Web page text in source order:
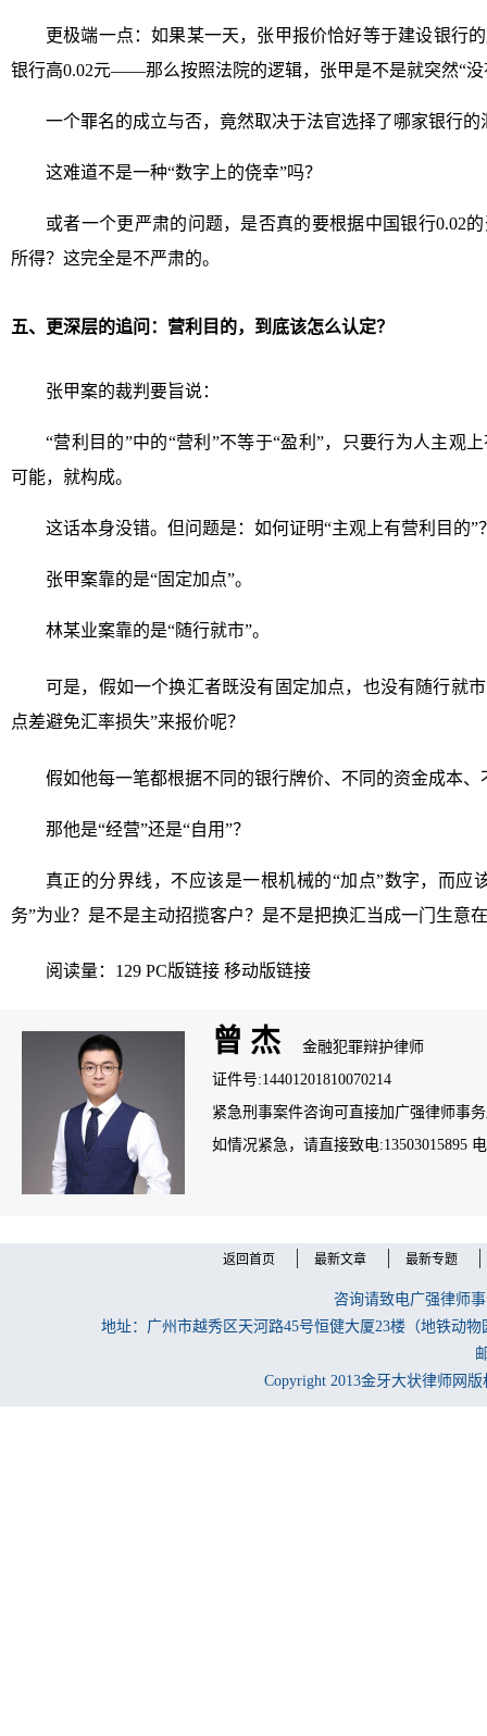
更极端一点：如果某一天，张甲报价恰好等于建设银行
银行高0.02元——那么按照法院的逻辑，张甲是不是就突然“没
一个罪名的成立与否，竟然取决于法官选择了哪家银行的
这难道不是一种“数字上的侥幸”吗？
或者一个更严肃的问题，是否真的要根据中国银行0.02
所得？这完全是不严肃的。
五、更深层的追问：营利目的，到底该怎么认定？
张甲案的裁判要旨说：
“营利目的”中的“营利”不等于“盈利”，只要行为人主观
可能，就构成。
这话本身没错。但问题是：如何证明“主观上有营利目的”
张甲案靠的是“固定加点”。
林某业案靠的是“随行就市”。
可是，假如一个换汇者既没有固定加点，也没有随行就
点差避免汇率损失”来报价呢？
假如他每一笔都根据不同的银行牌价、不同的资金成本
那他是“经营”还是“自用”？
真正的分界线，不应该是一根机械的“加点”数字，而应
务”为业？是不是主动招揽客户？是不是把换汇当成一门生意
阅读量：129 PC版链接 移动版链接
曾 杰
金融犯罪辩护律师
证件号:14401201810070214
紧急刑事案件咨询可直接加广强律师事
如情况紧急，请直接致电:13503015895
返回首页 最新文章 最新专题
咨询请致电广强律师
地址：广州市越秀区天河路45号恒健大厦23楼（地铁动
Copyright 2013金牙大状律师网